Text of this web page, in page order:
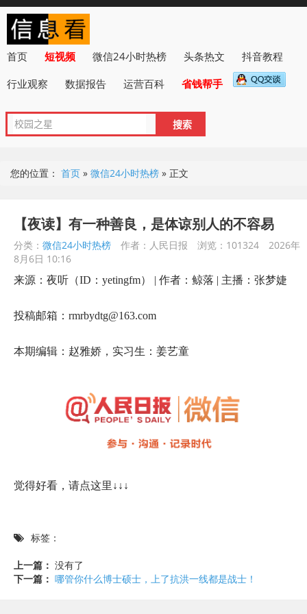
首页 短视频 微信24小时热榜 头条热文
抖音教程
行业观察
数据报告 运营百科 省钱帮手
您的位置： 首页 » 微信24小时热榜 » 正文
【夜读】有一种善良，是体谅别人的不容易
分类： 微信24小时热榜 作者：人民日报 浏览：101324
2026年
8月6日 10:16
来源：夜听（ID：yetingfm） | 作者：鲸落 | 主播：张梦婕
投稿邮箱：rmrbydtg@163.com
本期编辑：赵雅娇，实习生：姜艺童
觉得好看，请点这里↓↓↓
标签：
上一篇： 没有了
下一篇： 哪管你什么博士硕士，上了抗洪一线都是战士！